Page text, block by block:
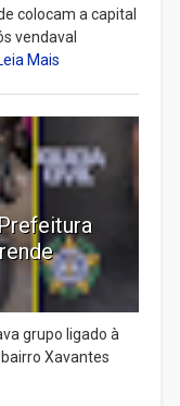
colocam a capital
vendaval
Mais
grupo ligado à
Xavantes